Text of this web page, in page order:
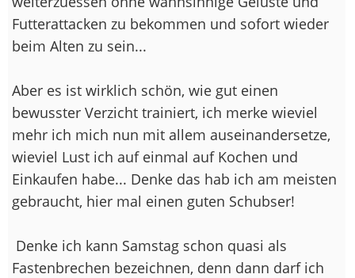
Futterattacken zu bekommen und sofort wieder
beim Alten zu sein...
Aber es ist wirklich schön, wie gut einen
bewusster Verzicht trainiert, ich merke wieviel
mehr ich mich nun mit allem auseinandersetze,
wieviel Lust ich auf einmal auf Kochen und
Einkaufen habe... Denke das hab ich am meisten
gebraucht, hier mal einen guten Schubser!
Denke ich kann Samstag schon quasi als
Fastenbrechen bezeichnen, denn dann darf ich